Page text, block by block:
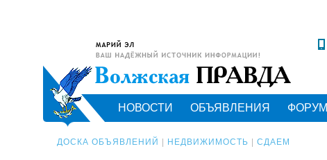
НОВОСТИ ОБЪЯВЛЕНИЯ ФОРУМ
ДОСКА ОБЪЯВЛЕНИЙ НЕДВИЖИМОСТЬ СДАЕМ